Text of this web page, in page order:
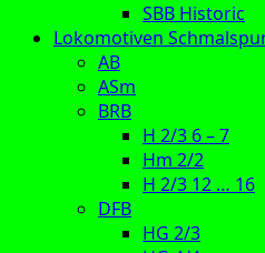
SBB Historic
Lokomotiven
AB
ASm
BRB
H 2/3 6 – 7
Hm 2/2
H 2/3 12 … 16
DFB
HG 2/3